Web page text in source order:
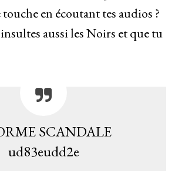
en écoutant tes audios ?
aussi les Noirs et que tu
SCANDALE
ud83eudd2e